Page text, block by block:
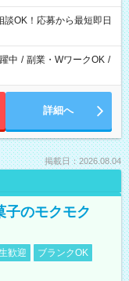
ンター/受付/販売/カフェ
/化粧品販売/など 様々な
OK！応募から最短即日
中 / 副業・WワークOK /
詳細へ
掲載日：2026.08.04
子のモクモク
歓迎
ブランクOK